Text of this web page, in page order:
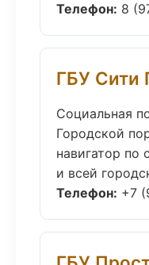
Телефон: 8
ГБУ Сити
Социальная
Городской
навигатор по
и всей
Телефон: +7